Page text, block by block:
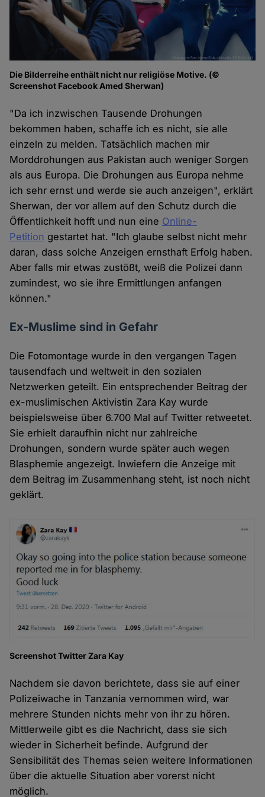
Die Bilderreihe enthält nicht nur religiöse Motive. (©
Screenshot Facebook Amed Sherwan)
"Da ich inzwischen Tausende Drohungen
bekommen haben, schaffe ich es nicht, sie alle
einzeln zu melden. Tatsächlich machen mir
Morddrohungen aus Pakistan auch weniger Sorgen
als aus Europa. Die Drohungen aus Europa nehme
ich sehr ernst und werde sie auch anzeigen", erklärt
Sherwan, der vor allem auf den Schutz durch die
Öffentlichkeit hofft und nun eine Online-
Petition gestartet hat. "Ich glaube selbst nicht mehr
daran, dass solche Anzeigen ernsthaft Erfolg haben.
Aber falls mir etwas zustößt, weiß die Polizei dann
zumindest, wo sie ihre Ermittlungen anfangen
können."
Ex-Muslime sind in Gefahr
Die Fotomontage wurde in den vergangen Tagen
tausendfach und weltweit in den sozialen
Netzwerken geteilt. Ein entsprechender Beitrag der
ex-muslimischen Aktivistin Zara Kay wurde
beispielsweise über 6.700 Mal auf Twitter retweetet.
Sie erhielt daraufhin nicht nur zahlreiche
Drohungen, sondern wurde später auch wegen
Blasphemie angezeigt. Inwiefern die Anzeige mit
dem Beitrag im Zusammenhang steht, ist noch nicht
geklärt.
Screenshot Twitter Zara Kay
Nachdem sie davon berichtete, dass sie auf einer
Polizeiwache in Tanzania vernommen wird, war
mehrere Stunden nichts mehr von ihr zu hören.
Mittlerweile gibt es die Nachricht, dass sie sich
wieder in Sicherheit befinde. Aufgrund der
Sensibilität des Themas seien weitere Informationen
über die aktuelle Situation aber vorerst nicht
möglich.